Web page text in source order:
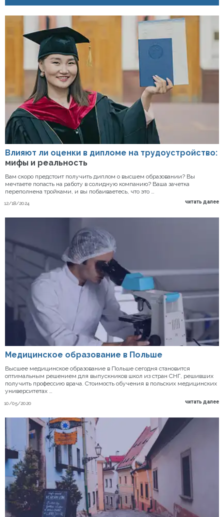
Влияют ли оценки в дипломе на трудоустройство:
мифы и реальность
12/18/2024
Вам скоро предстоит получить диплом о высшем образовании? Вы
мечтаете попасть на работу в солидную компанию? Ваша зачетка
переполнена тройками, и вы побаиваетесь, что это …
читать далее
Медицинское образование в Польше
10/05/2020
Высшее медицинское образование в Польше сегодня становится
оптимальным решением для выпускников школ из стран СНГ, решивших
получить профессию врача. Стоимость обучения в польских медицинских
университетах …
читать далее